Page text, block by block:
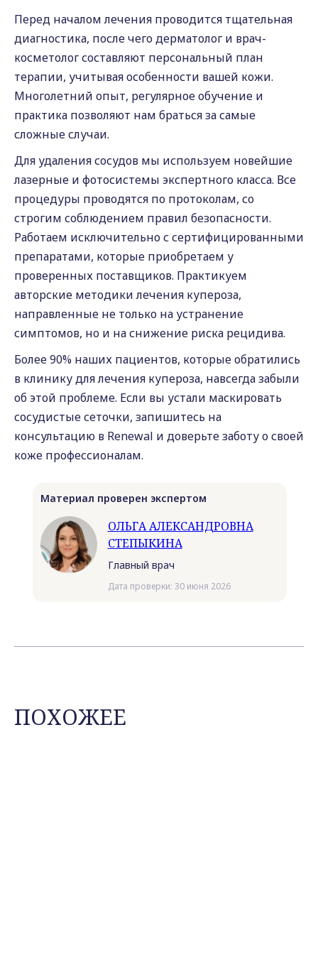
Перед началом лечения проводится тщательная
диагностика, после чего дерматолог и врач-
косметолог составляют персональный план
терапии, учитывая особенности вашей кожи.
Многолетний опыт, регулярное обучение и
практика позволяют нам браться за самые
сложные случаи.
Для удаления сосудов мы используем новейшие
лазерные и фотосистемы экспертного класса. Все
процедуры проводятся по протоколам, со
строгим соблюдением правил безопасности.
Работаем исключительно с сертифицированными
препаратами, которые приобретаем у
проверенных поставщиков. Практикуем
авторские методики лечения купероза,
направленные не только на устранение
симптомов, но и на снижение риска рецидива.
Более 90% наших пациентов, которые обратились
в клинику для лечения купероза, навсегда забыли
об этой проблеме. Если вы устали маскировать
сосудистые сеточки, запишитесь на
консультацию в Renewal и доверьте заботу о своей
коже профессионалам.
ОЛЬГА АЛЕКСАНДРОВНА
СТЕПЫКИНА
Материал проверен экспертом
Главный врач
Дата проверки: 30 июня 2026
ПОХОЖЕЕ